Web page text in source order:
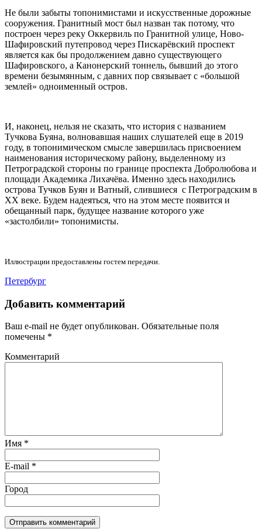
Не были забыты топонимистами и искусственные дорожные
сооружения. Гранитный мост был назван так потому, что
построен через реку Оккервиль по Гранитной улице, Ново-
Шафировский путепровод через Пискарёвский проспект
является как бы продолжением давно существующего
Шафировского, а Канонерский тоннель, бывший до этого
времени безымянным, с давних пор связывает с «большой
землей» одноименный остров.
И, наконец, нельзя не сказать, что история с названием
Тучкова Буяна, волновавшая наших слушателей еще в 2019
году, в топонимическом смысле завершилась присвоением
наименования историческому району, выделенному из
Петроградской стороны по границе проспекта Добролюбова и
площади Академика Лихачёва. Именно здесь находились
острова Тучков Буян и Ватный, слившиеся с Петроградским в
XX веке. Будем надеяться, что на этом месте появится и
обещанный парк, будущее название которого уже
«застолбили» топонимисты.
Иллюстрации предоставлены гостем передачи.
Петербург
Добавить комментарий
Ваш e-mail не будет опубликован. Обязательные поля
помечены *
Комментарий
Имя *
E-mail *
Город